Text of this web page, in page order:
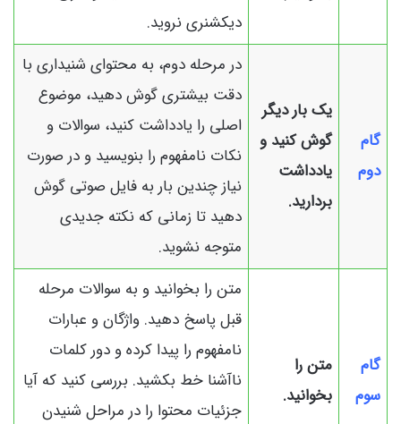
دیکشنری نروید.
گام
دوم
یک بار دیگر
گوش کنید و
یادداشت
بردارید.
در مرحله دوم، به محتوای شنیداری با
دقت بیشتری گوش دهید، موضوع
اصلی را یادداشت کنید، سوالات و
نکات نامفهوم را بنویسید و در صورت
نیاز چندین بار به فایل صوتی گوش
دهید تا زمانی که نکته جدیدی
متوجه نشوید.
گام
سوم
متن را
بخوانید.
متن را بخوانید و به سوالات مرحله
قبل پاسخ دهید. واژگان و عبارات
نامفهوم را پیدا کرده و دور کلمات
ناآشنا خط بکشید. بررسی کنید که آیا
جزئیات محتوا را در مراحل شنیدن